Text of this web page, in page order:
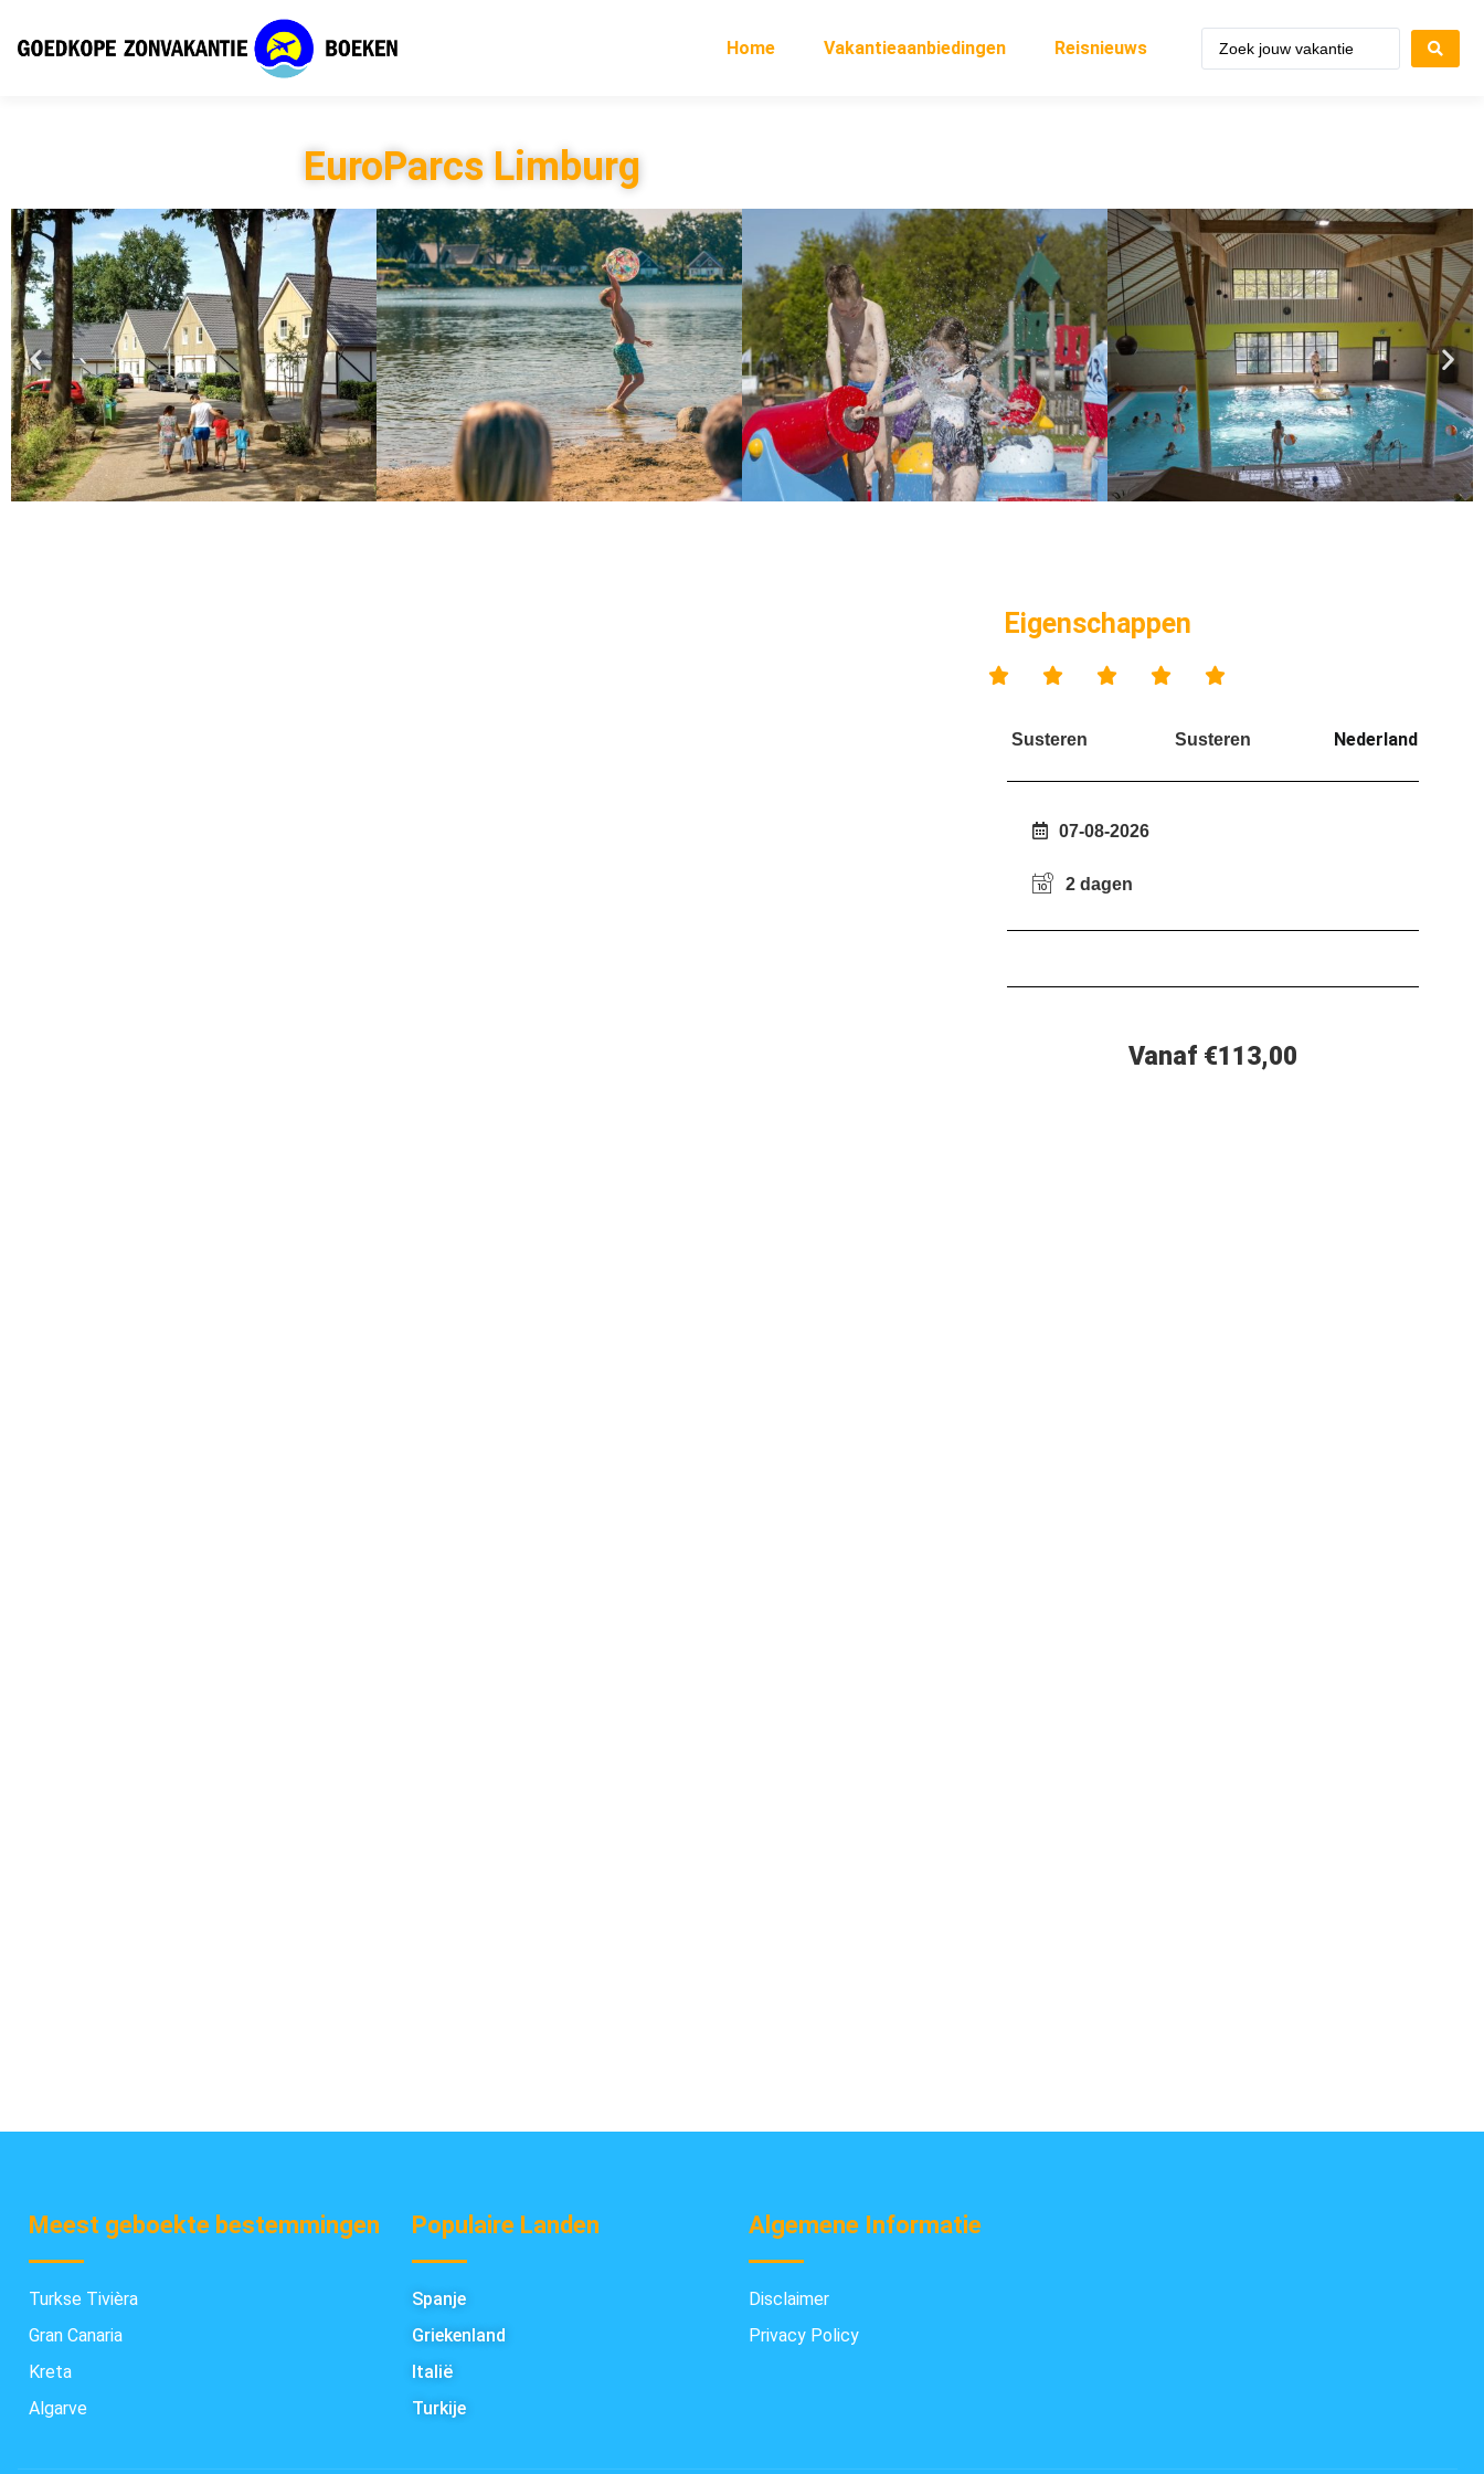
Home Vakantieaanbiedingen Reisnieuws
EuroParcs Limburg
Eigenschappen
    
Susteren Susteren Nederland
07-08-2026
2 dagen
Vanaf €113,00
Meest geboekte bestemmingen
Turkse Tivièra
Gran Canaria
Kreta
Algarve
Populaire Landen
Spanje
Griekenland
Italië
Turkije
Algemene Informatie
Disclaimer
Privacy Policy